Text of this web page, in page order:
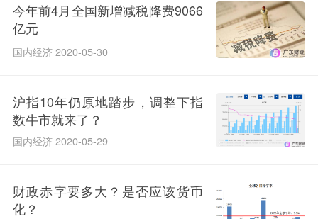
今年前4月全国新增减税降费9066
亿元
国内经济 2020-05-30
沪指10年仍原地踏步，调整下指
数牛市就来了？
国内经济 2020-05-29
财政赤字要多大？是否应该货币
化？